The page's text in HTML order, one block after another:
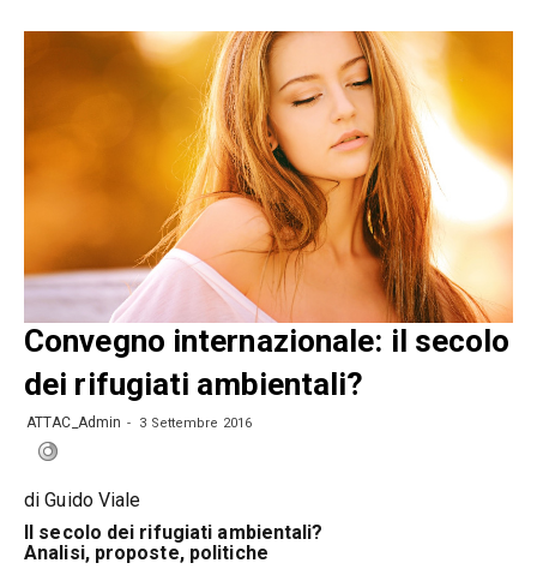
Convegno internazionale: il secolo
dei rifugiati ambientali?
ATTAC_Admin 3 Settembre 2016
di Guido Viale
Il secolo dei rifugiati ambientali?
Analisi, proposte, politiche